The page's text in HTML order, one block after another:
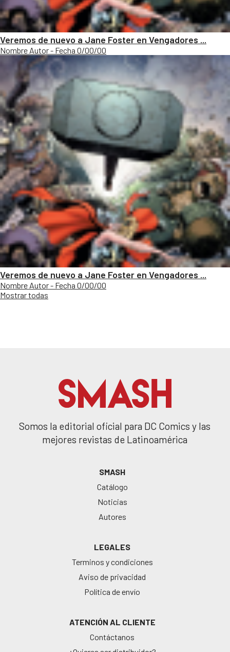
Veremos de nuevo a Jane Foster en Vengadores ...
Nombre Autor - Fecha 0/00/00
Veremos de nuevo a Jane Foster en Vengadores ...
Nombre Autor - Fecha 0/00/00
Mostrar todas
Somos la editorial oficial para DC Comics y las
mejores revistas de Latinoamérica
SMASH
Catálogo
Noticias
Autores
LEGALES
Terminos y condiciones
Aviso de privacidad
Política de envío
ATENCIÓN AL CLIENTE
Contáctanos